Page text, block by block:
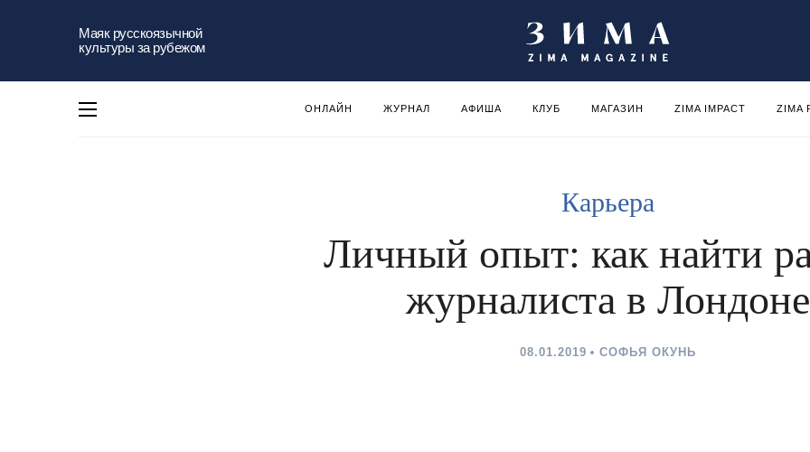
Маяк русскоязычной
культуры за рубежом
ОНЛАЙН ЖУРНАЛ АФИША КЛУБ МАГАЗИН ZIMA IMPACT ZIMA
Карьера
Личный опыт: как найти
журналиста в Лондоне
08.01.2019 СОФЬЯ ОКУНЬ